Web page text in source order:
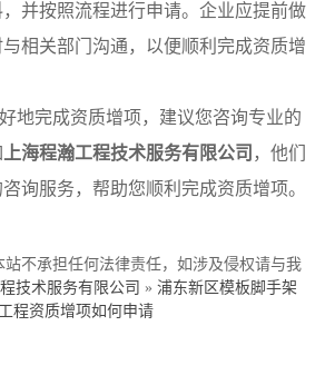
并按照流程进行申请。企业应提前做
相关部门沟通，以便顺利完成资质增
地完成资质增项，建议您咨询专业的
上海程瀚工程技术服务有限公司 ，他们
询服务，帮助您顺利完成资质增项。
不承担任何法律责任，如涉及侵权请与我
技术服务有限公司 » 浦东新区模板脚手架
工程资质增项如何申请